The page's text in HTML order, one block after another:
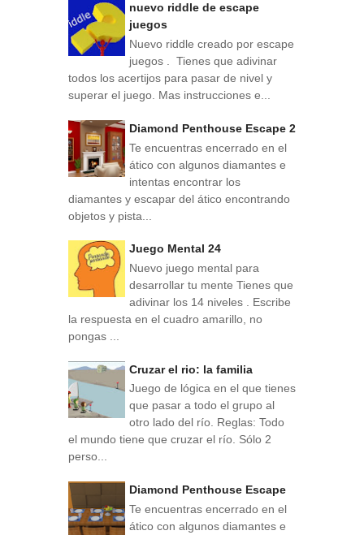
nuevo riddle de escape
juegos
Nuevo riddle creado por escape
juegos . Tienes que adivinar
todos los acertijos para pasar de nivel y
superar el juego. Mas instrucciones e...
Diamond Penthouse Escape 2
Te encuentras encerrado en el
ático con algunos diamantes e
intentas encontrar los
diamantes y escapar del ático encontrando
objetos y pista...
Juego Mental 24
Nuevo juego mental para
desarrollar tu mente Tienes que
adivinar los 14 niveles . Escribe
la respuesta en el cuadro amarillo, no
pongas ...
Cruzar el rio: la familia
Juego de lógica en el que tienes
que pasar a todo el grupo al
otro lado del río. Reglas: Todo
el mundo tiene que cruzar el río. Sólo 2
perso...
Diamond Penthouse Escape
Te encuentras encerrado en el
ático con algunos diamantes e